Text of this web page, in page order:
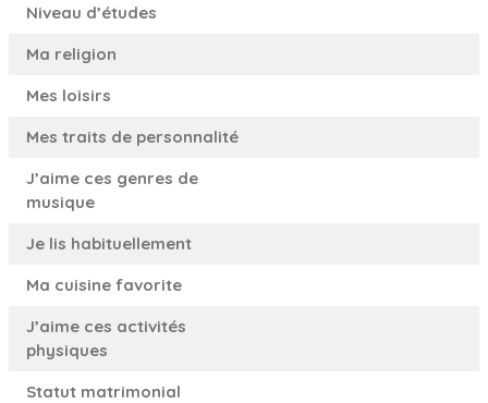
Niveau d’études
Ma religion
Mes loisirs
Mes traits de personnalité
J’aime ces genres de
musique
Je lis habituellement
Ma cuisine favorite
J’aime ces activités
physiques
Statut matrimonial